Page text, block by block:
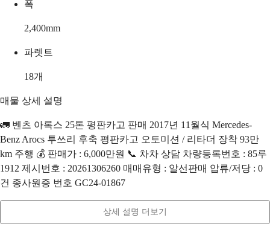
폭
2,400mm
파렛트
18개
매물 상세 설명
🚛 벤츠 아록스 25톤 평판카고 판매 2017년 11월식 Mercedes-
Benz Arocs 투쓰리 후축 평판카고 오토미션 / 리타더 장착 93만
km 주행 💰 판매가 : 6,000만원 📞 차차 상담 차량등록번호 : 85루
1912 제시번호 : 20261306260 매매유형 : 알선판매 압류/저당 : 0
건 종사원증 번호 GC24-01867
상세 설명 더보기